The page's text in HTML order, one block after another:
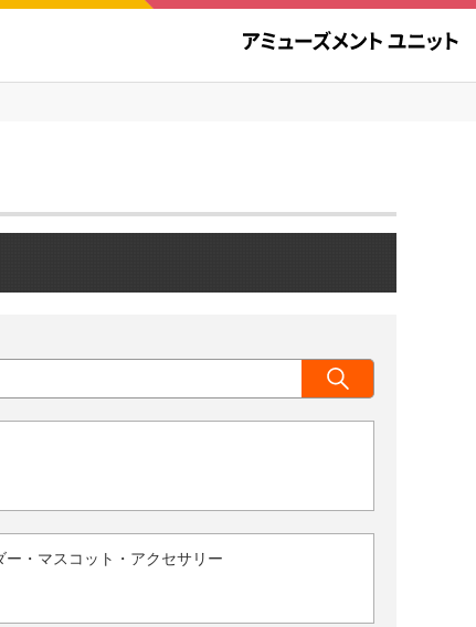
ー・マスコット・アクセサリー